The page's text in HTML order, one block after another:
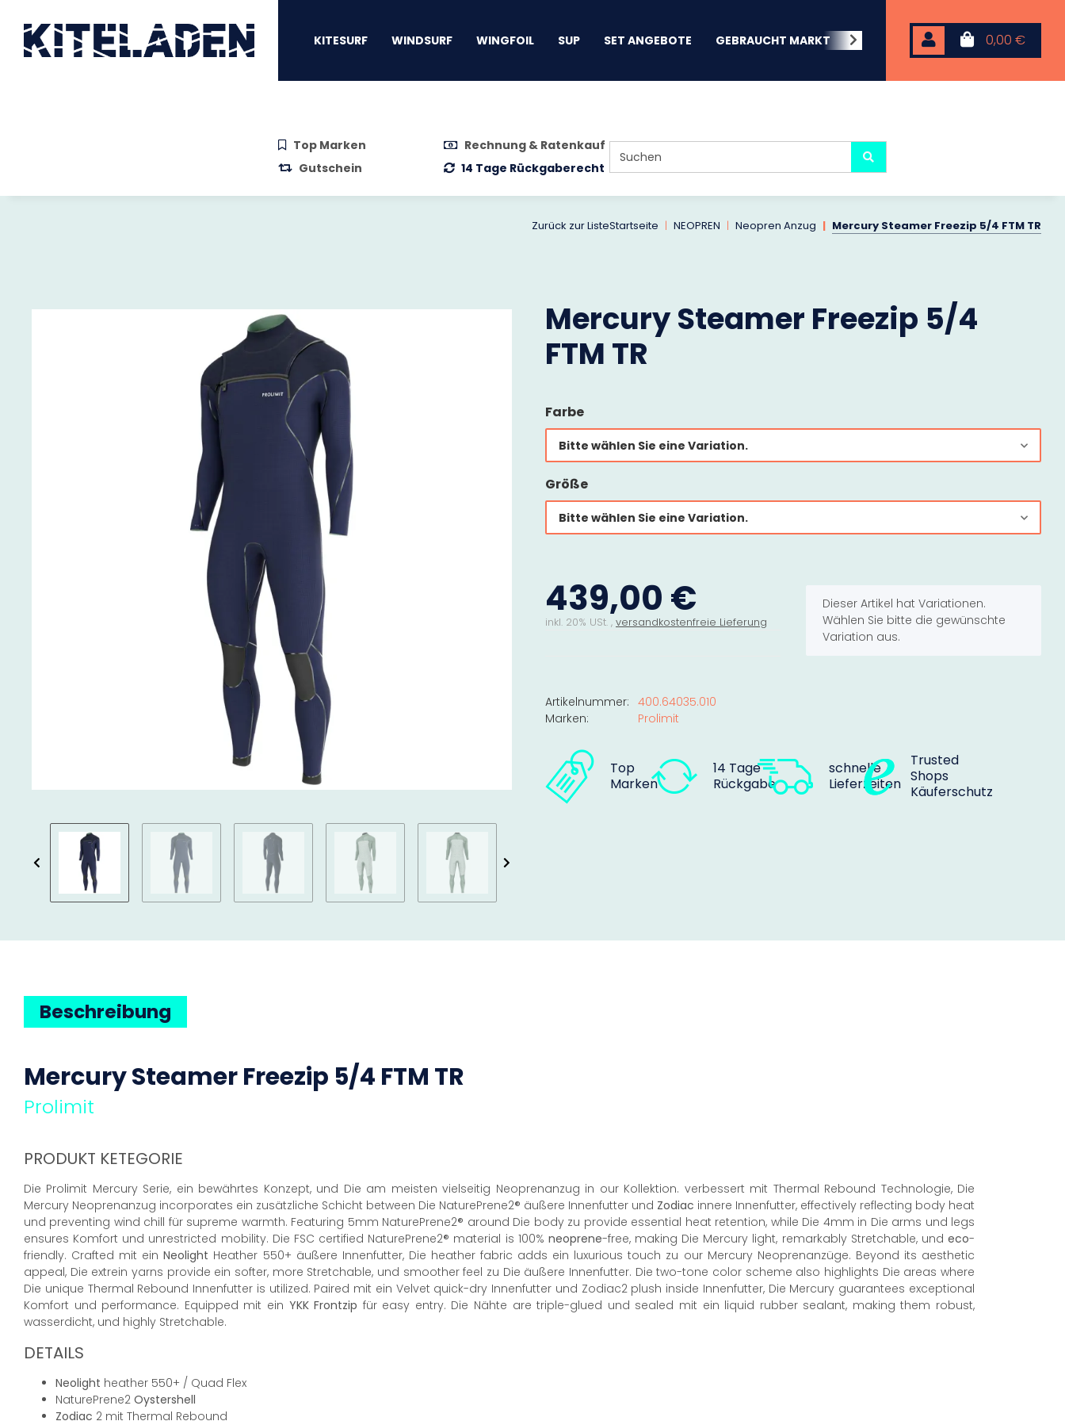
0,00 €
KITESURF WINDSURF WINGFOIL SUP SET ANGEBOTE GEBRAUCHT MARKT BEACHWEAR NEOPREN
Top Marken
Rechnung & Ratenkauf
Gutschein
14 Tage Rückgaberecht
Zurück zur ListeStartseite NEOPREN Neopren Anzug Mercury Steamer Freezip 5/4 FTM TR
Mercury Steamer Freezip 5/4
FTM TR
Farbe
Bitte wählen Sie eine Variation.
Größe
Bitte wählen Sie eine Variation.
439,00 €
inkl. 20% USt. , versandkostenfreie Lieferung
xDieser Artikel hat Variationen.
Wählen Sie bitte die gewünschte
Variation aus.
Artikelnummer: 400.64035.010
Marken:
Prolimit
Top
Marken
14 Tage
Rückgabe
schnelle
Lieferzeiten
Trusted
Shops
Käuferschutz
Beschreibung
Mercury SteamerFreezip 5/4 FTM TR
Prolimit
PRODUKT KETEGORIE
Die Prolimit Mercury Serie, ein bewährtes Konzept, und Die am meisten vielseitig Neoprenanzug in our Kollektion. verbessert mit Thermal Rebound Technologie, Die
Mercury Neoprenanzug incorporates ein zusätzliche Schicht between Die NaturePrene2® äußere Innenfutter und Zodiac innere Innenfutter, effectively reflecting body heat
und preventing wind chill für supreme warmth. Featuring 5mm NaturePrene2® around Die body zu provide essential heat retention, while Die 4mm in Die arms und legs
ensures Komfort und unrestricted mobility. Die FSC certified NaturePrene2® material is 100% neoprene-free, making Die Mercury light, remarkably Stretchable, undeco-
friendly. Crafted mit einNeolight Heather 550+ äußere Innenfutter, Die heather fabric adds ein luxurious touch zu our Mercury Neoprenanzüge. Beyond its aesthetic
appeal, Die extrein yarns provide ein softer, more Stretchable, und smoother feel zu Die äußere Innenfutter. Die two-tone color scheme also highlights Die areas where
Die unique Thermal Rebound Innenfutter is utilized. Paired mit ein Velvet quick-dry Innenfutter und Zodiac2 plush inside Innenfutter, Die Mercury guarantees exceptional
Komfort und performance. Equipped mit ein YKK Frontzip für easy entry. Die Nähte are triple-glued und sealed mit ein liquid rubber sealant, making them robust,
wasserdicht, und highly Stretchable.
DETAILS
Neolight heather 550+ / Quad Flex
NaturePrene2 Oystershell
Zodiac 2 mit Thermal Rebound